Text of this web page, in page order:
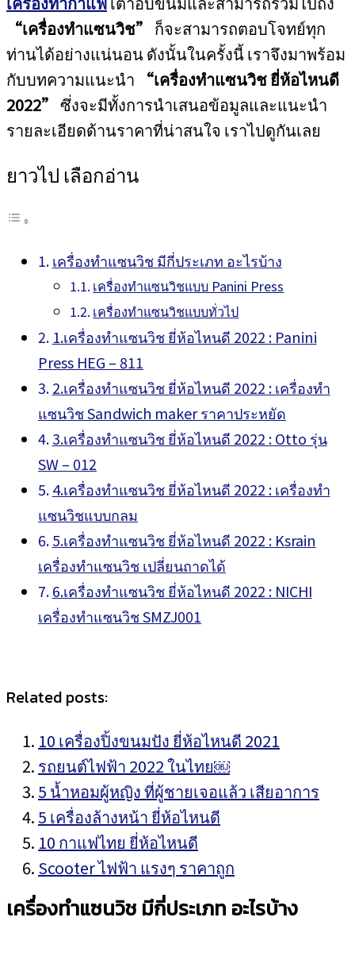
“เครื่องทำแซนวิช” ก็จะสามารถตอบโจทย์ทุก
ท่านได้อย่างแน่นอน ดังนั้นในครั้งนี้ เราจึงมาพร้อม
กับบทความแนะนำ “เครื่องทำแซนวิช ยี่ห้อไหนดี
2022” ซึ่งจะมีทั้งการนำเสนอข้อมูลและแนะนำ
รายละเอียดด้านราคาที่น่าสนใจ เราไปดูกันเลย
ยาวไป เลือกอ่าน
เครื่องทำแซนวิช มีกี่ประเภท อะไรบ้าง
เครื่องทำแซนวิชแบบ Panini Press
เครื่องทำแซนวิชแบบทั่วไป
1.เครื่องทำแซนวิช ยี่ห้อไหนดี 2022 : Panini
Press HEG – 811
2.เครื่องทำแซนวิช ยี่ห้อไหนดี 2022 : เครื่องทำ
แซนวิช Sandwich maker ราคาประหยัด
3.เครื่องทำแซนวิช ยี่ห้อไหนดี 2022 : Otto รุ่น
SW – 012
4.เครื่องทำแซนวิช ยี่ห้อไหนดี 2022 : เครื่องทำ
แซนวิชแบบกลม
5.เครื่องทำแซนวิช ยี่ห้อไหนดี 2022 : Ksrain
เครื่องทำแซนวิช เปลี่ยนถาดได้
6.เครื่องทำแซนวิช ยี่ห้อไหนดี 2022 : NICHI
เครื่องทำแซนวิช SMZJ001
Related posts:
10 เครื่องปิ้งขนมปัง ยี่ห้อไหนดี 2021
รถยนต์ไฟฟ้า 2022 ในไทย￼
5 น้ำหอมผู้หญิง ที่ผู้ชายเจอแล้ว เสียอาการ
5 เครื่องล้างหน้า ยี่ห้อไหนดี
10 กาแฟไทย ยี่ห้อไหนดี
Scooter ไฟฟ้า แรงๆ ราคาถูก
เครื่องทำแซนวิช มีกี่ประเภท อะไรบ้าง